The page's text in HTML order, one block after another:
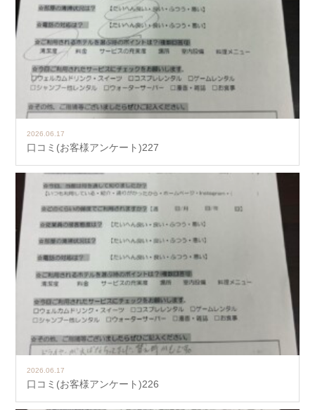
2026.06.17
口コミ(お客様アンケート)227
2026.06.17
口コミ(お客様アンケート)226